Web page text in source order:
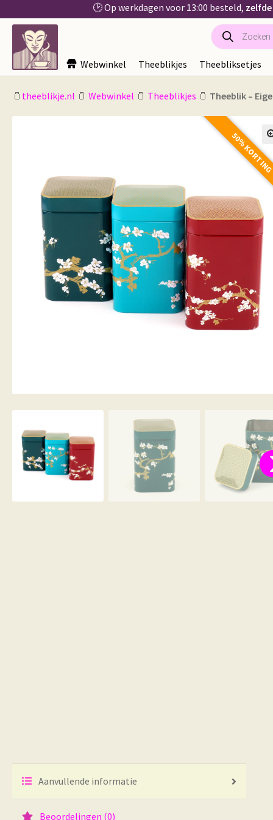
🕑 Op werkdagen voor 13:00 besteld,
Ga
door
naar
navigatie
Ga
naar
inhoud
Producten
zoeken
Webwinkel Theeblikjes Theebliksetjes
🫙 theeblikje.nl 🫙 Webwinkel 🫙 Theeblikjes 🫙 Theeblik –
50%
Aanvullende informatie
Beoordelingen (0)